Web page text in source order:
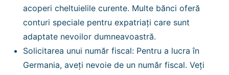
acoperi cheltuielile curente. Multe bănci oferă
conturi speciale pentru expatriați care sunt
adaptate nevoilor dumneavoastră.
Solicitarea unui număr fiscal: Pentru a lucra în
Germania, aveți nevoie de un număr fiscal. Veți